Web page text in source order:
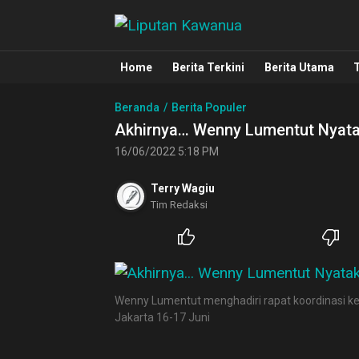
Liputan Kawanua
Berita Manado, Sulawesi Utara,
Home Berita Terkini Berita Utama
Beranda Berita Populer
Akhirnya… Wenny Lumentut
16/06/2022 5:18 PM
Terry Wagiu
Tim Redaksi
Wenny Lumentut menghadiri rapat koordinasi
Jakarta 16-17 Juni